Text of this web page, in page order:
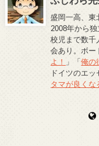
盛岡一高、東
2008年から
校児まで数千
会あり。ボー
よ！ 」「俺の
ドイツのエ
タマが良く